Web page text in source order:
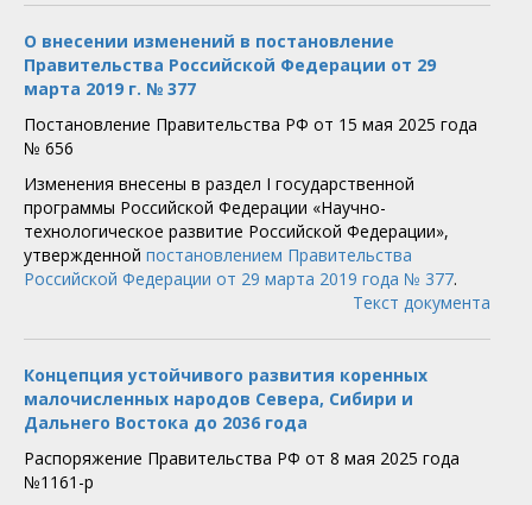
О внесении изменений в постановление
Правительства Российской Федерации от 29
марта 2019 г. № 377
Постановление Правительства РФ от 15 мая 2025 года
№ 656
Изменения внесены в раздел I государственной
программы Российской Федерации «Научно-
технологическое развитие Российской Федерации»,
утвержденной постановлением Правительства
Российской Федерации от 29 марта 2019 года № 377.
Текст документа
Концепция устойчивого развития коренных
малочисленных народов Севера, Сибири и
Дальнего Востока до 2036 года
Распоряжение Правительства РФ от 8 мая 2025 года
№1161-р